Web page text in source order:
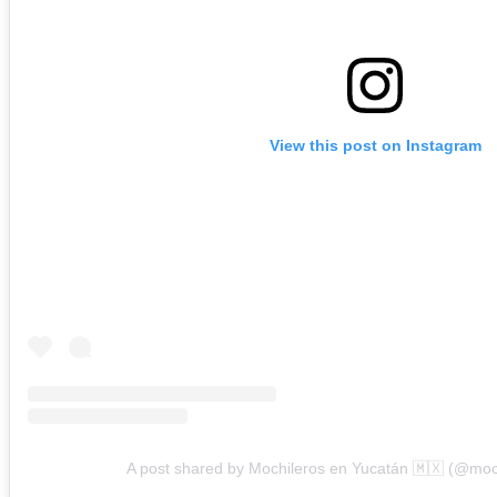
View this post on Instagram
A post shared by Mochileros en Yucatán 🇲🇽